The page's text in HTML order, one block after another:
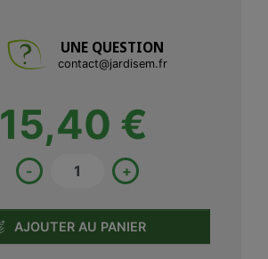
UNE QUESTION
contact@jardisem.fr
15,40 €
- +
AJOUTER AU PANIER